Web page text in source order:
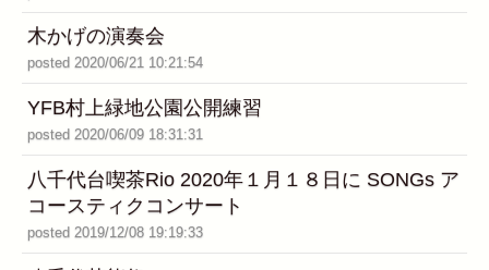
木かげの演奏会
posted 2020/06/21 10:21:54
YFB村上緑地公園公開練習
posted 2020/06/09 18:31:31
八千代台喫茶Rio 2020年１月１８日に SONGs ア
コースティクコンサート
posted 2019/12/08 19:19:33